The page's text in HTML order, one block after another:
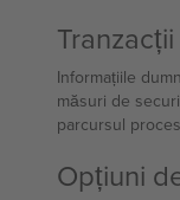
Informațiile
măsuri de
parcursul
Opțiuni